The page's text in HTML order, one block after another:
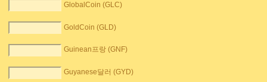
GlobalCoin (GLC)
GoldCoin (GLD)
Guinean프랑 (GNF)
Guyanese달러 (GYD)